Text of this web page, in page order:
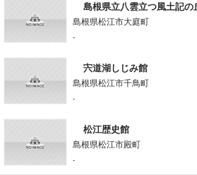
島根県立八雲立つ風土記の
島根県松江市大庭町
-
宍道湖しじみ館
島根県松江市千鳥町
-
松江歴史館
島根県松江市殿町
-